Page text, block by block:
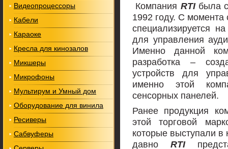
Компания RTIбыла
1992 году. С
специализируется
для управления
Именно данной
разработка –
устройств для
именно этой
сенсорных панелей.
Ранее продукция
этой торговой
которые выступали в
давно RTI
Видеопроцессоры
Кабели
Караоке
Кресла для кинозалов
Микшеры
Микрофоны
Мультирум и Умный дом
Оборудование для винила
Ресиверы
Сабвуферы